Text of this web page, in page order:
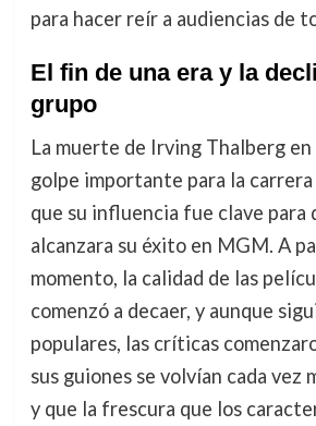
para hacer reír a audiencias de
El fin de una era y la
grupo
La muerte de Irving Thalberg
golpe importante para la carrera
que su influencia fue clave para
alcanzara su éxito en MGM. A
momento, la calidad de las
comenzó a decaer, y aunque
populares, las críticas
sus guiones se volvían cada vez
y que la frescura que los